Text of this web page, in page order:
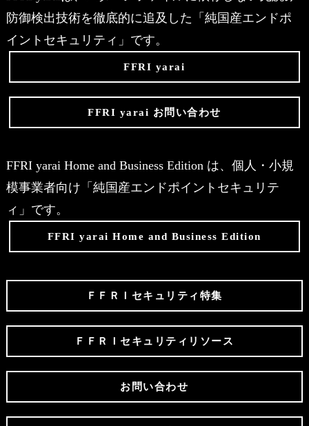
防御検出技術を徹底的に追及した「純国産エンドポ
イントセキュリティ」です。
FFRI yarai
FFRI yarai お問い合わせ
FFRI yarai Home and Business Edition は、個人・小規
模事業者向け「純国産エンドポイントセキュリテ
ィ」です。
FFRI yarai Home and Business Edition
ＦＦＲＩセキュリティ特集
ＦＦＲＩセキュリティリソース
お問い合わせ